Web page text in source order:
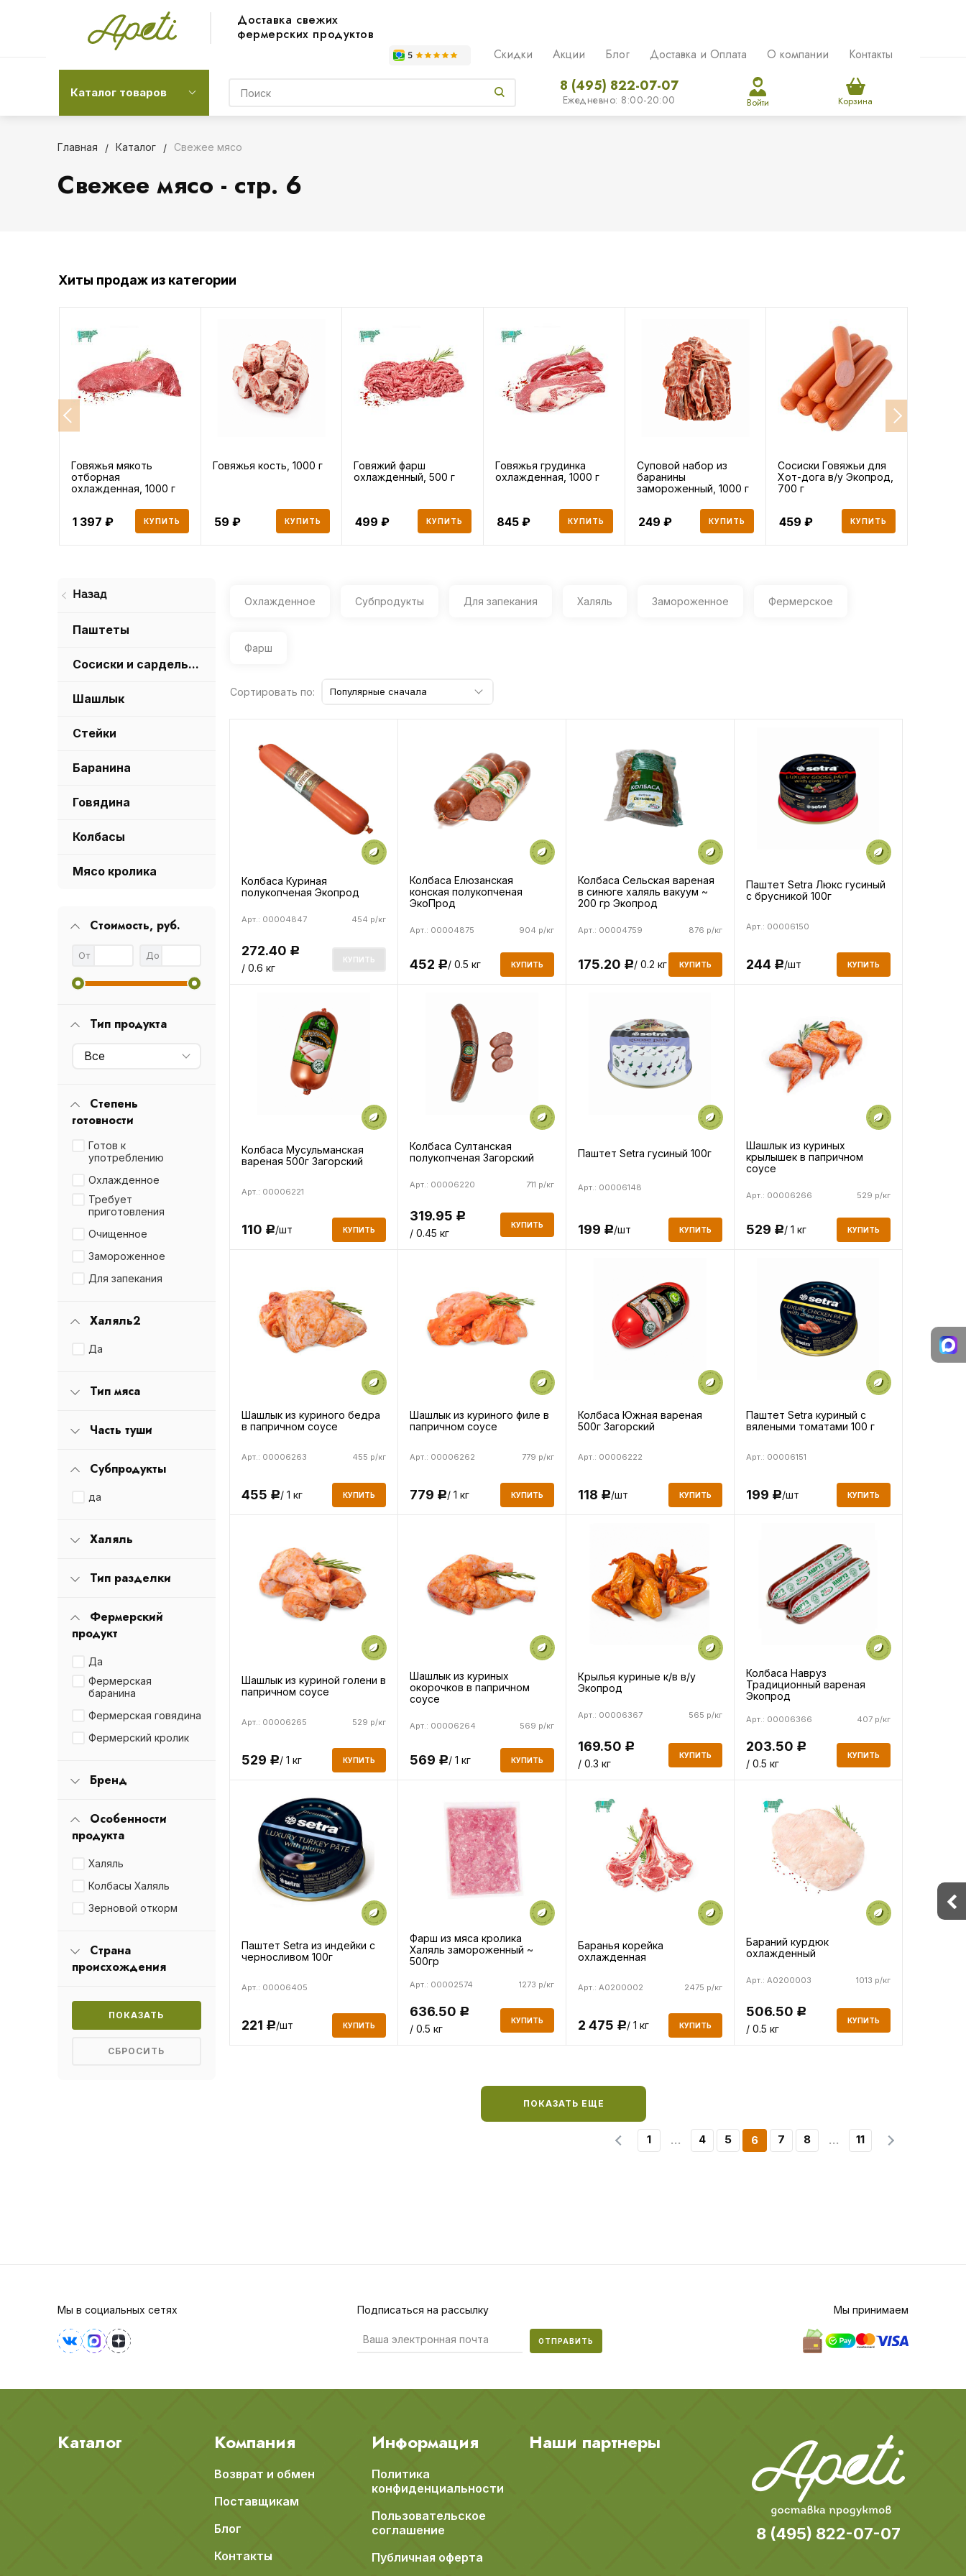
Доставка свежих
фермерских продуктов
Скидки Акции Блог Доставка и Оплата О компании Контакты
Каталог товаров 8 (495) 822-07-07
Ежедневно: 8:00-20:00 Войти Корзина
Главная Каталог Свежее мясо
Свежее мясо - стр. 6
Хиты продаж из категории
Говяжья мякоть
отборная
охлажденная, 1000 г
1 397 КУПИТЬ
Говяжья кость, 1000 г
59 КУПИТЬ
Говяжий фарш
охлажденный, 500 г
499 КУПИТЬ
Говяжья грудинка
охлажденная, 1000 г
845 КУПИТЬ
Суповой набор из
баранины
замороженный, 1000 г
249 КУПИТЬ
Сосиски Говяжьи для
Хот-дога в/у Экопрод,
700 г
459 КУПИТЬ
Назад
Паштеты
Сосиски и сардельки
Шашлык
Стейки
Баранина
Говядина
Колбасы
Мясо кролика
Стоимость, руб.
От До
Тип продукта
Все
Степень
готовности
Готов к
употреблению
Охлажденное
Требует
приготовления
Очищенное
Замороженное
Для запекания
Халяль2
Да
Тип мяса
Часть туши
Субпродукты
да
Халяль
Тип разделки
Фермерский
продукт
Да
Фермерская
баранина
Фермерская говядина
Фермерский кролик
Бренд
Особенности
продукта
Халяль
Колбасы Халяль
Зерновой откорм
Страна
происхождения
Охлажденное Субпродукты Для запекания Халяль Замороженное Фермерское
Фарш
Сортировать по: Популярные сначала
Колбаса Куриная
полукопченая Экопрод
454 р/кг
Арт.: 00004847
272.40 Р
/ 0.6 кг
КУПИТЬ
Колбаса Елюзанская
конская полукопченая
ЭкоПрод
904 р/кг
Арт.: 00004875
452 Р/ 0.5 кг КУПИТЬ
Колбаса Сельская вареная
в синюге халяль вакуум ~
200 гр Экопрод
876 р/кг
Арт.: 00004759
175.20 Р/ 0.2 кг КУПИТЬ
Паштет Setra Люкс гусиный
с брусникой 100г
Арт.: 00006150
244 Р/шт КУПИТЬ
Колбаса Мусульманская
вареная 500г Загорский
Арт.: 00006221
110 Р/шт КУПИТЬ
Колбаса Султанская
полукопченая Загорский
711 р/кг
Арт.: 00006220
319.95 Р
/ 0.45 кг
КУПИТЬ
Паштет Setra гусиный 100г
Арт.: 00006148
199 Р/шт КУПИТЬ
Шашлык из куриных
крылышек в папричном
соусе
529 р/кг
Арт.: 00006266
529 Р/ 1 кг КУПИТЬ
Шашлык из куриного бедра
в папричном соусе
455 р/кг
Арт.: 00006263
455 Р/ 1 кг КУПИТЬ
Шашлык из куриного филе в
папричном соусе
779 р/кг
Арт.: 00006262
779 Р/ 1 кг КУПИТЬ
Колбаса Южная вареная
500г Загорский
Арт.: 00006222
118 Р/шт КУПИТЬ
Паштет Setra куриный с
вялеными томатами 100 г
Арт.: 00006151
199 Р/шт КУПИТЬ
Шашлык из куриной голени в
папричном соусе
529 р/кг
Арт.: 00006265
529 Р/ 1 кг КУПИТЬ
Шашлык из куриных
окорочков в папричном
соусе
569 р/кг
Арт.: 00006264
569 Р/ 1 кг КУПИТЬ
Крылья куриные к/в в/у
Экопрод
565 р/кг
Арт.: 00006367
169.50 Р
/ 0.3 кг
КУПИТЬ
Колбаса Навруз
Традиционный вареная
Экопрод
407 р/кг
Арт.: 00006366
203.50 Р
/ 0.5 кг
КУПИТЬ
Паштет Setra из индейки с
черносливом 100г
Арт.: 00006405
221 Р/шт КУПИТЬ
Фарш из мяса кролика
Халяль замороженный ~
500гр
1273 р/кг
Арт.: 00002574
636.50 Р
/ 0.5 кг
КУПИТЬ
Баранья корейка
охлажденная
2475 р/кг
Арт.: A0200002
2 475 Р/ 1 кг КУПИТЬ
Бараний курдюк
охлажденный
1013 р/кг
Арт.: A0200003
506.50 Р
/ 0.5 кг
КУПИТЬ
ПОКАЗАТЬ ЕЩЕ
1 4 5 6 7 8 11
Мы в социальных сетях Подписаться на рассылку
ОТПРАВИТЬ
Мы принимаем
Каталог Компания
Возврат и обмен
Поставщикам
Блог
Контакты
Информация
Политика
конфиденциальности
Пользовательское
соглашение
Публичная оферта
Наши партнеры
8 (495) 822-07-07